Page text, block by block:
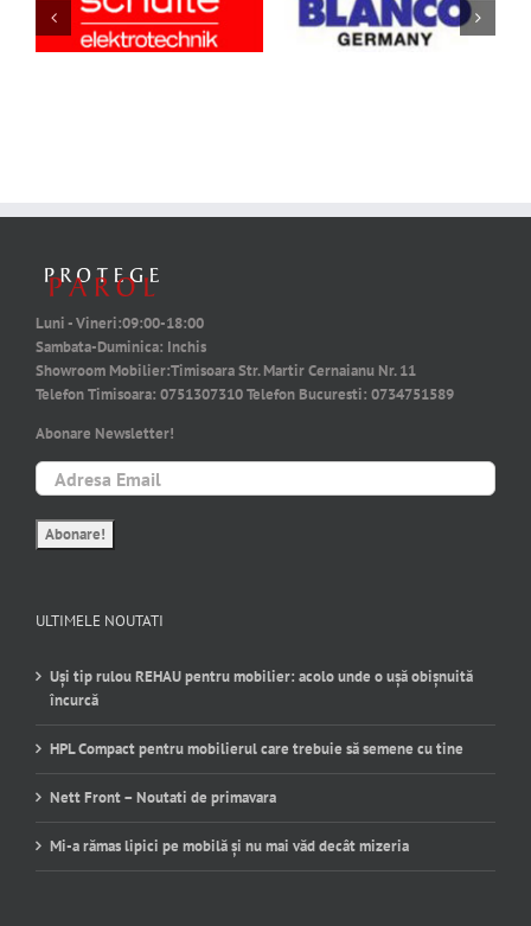
Luni - Vineri:09:00-18:00
Sambata-Duminica: Inchis
Showroom Mobilier:Timisoara Str. Martir Cernaianu Nr. 11
Telefon Timisoara: 0751307310Telefon Bucuresti: 0734751589
Abonare Newsletter!
ULTIMELE NOUTATI
Uși tip rulou REHAU pentru mobilier: acolo unde o ușă obișnuită
încurcă
HPL Compact pentru mobilierul care trebuie să semene cu tine
Nett Front – Noutati de primavara
Mi-a rămas lipici pe mobilă și nu mai văd decât mizeria